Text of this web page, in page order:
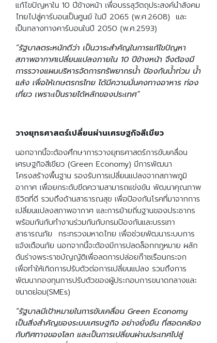
แก้ไขปัญหาใน 10 ปีข้างหน้า เพื่อบรรลุวัตถุประสงค์นำสังคม
ไทยไปสู่คาร์บอนเป็นศูนย์ ในปี 2065 (พ.ศ.2608) และ
เป็นกลางทางคาร์บอนในปี 2050 (พ.ศ.2593)
“รัฐบาลตระหนักดีว่า เป็นวาระสำคัญในการแก้ไขปัญหา
สภาพอากาศเปลี่ยนแปลงภายใน 10 ปีข้างหน้า จึงต้องมี
การรวางแผนบริหารจัดการทรัพยากรน้ำ ป้องกันน้ำท่วม น้ำ
แล้ง เพื่อให้เกษตรกรไทย ได้มีความมั่นคงทางอาหาร ท่อง
เที่ยว เพราะเป็นรายได้หลักของประเทศ”
วางยุทธศาสตร์เปลี่ยนผ่านเศรษฐกิจสีเขียว
นอกจากนี้จะต้องศึกษาการวางยุทธศาสตร์การขับเคลื่อน
เศรษฐกิจสีเขียว (Green Economy) มีการพัฒนา
โครงสร้างพื้นฐาน รองรับการเปลี่ยนแปลงจากสภาพภูมิ
อากาศ เพื่อยกระดับขีดความสามารถแข่งขัน พัฒนาคุณภาพ
ชีวิตที่ดี รวมถึงด้านสาธารณสุข เพื่อป้องกันโรคที่มาจากการ
เปลี่ยนแปลงสภาพอากาศ และการย้ายถิ่นฐานของประชากร
พร้อมกันกับทำงานร่วมกันกับกรมป้องกันและบรรเทา
สาธารณภัย กระทรวงมหาดไทย เพื่อช่วยพัฒนาระบบการ
แจ้งเตือนภัย นอกจากนี้จะต้องมีการปลดล็อกกฎหมาย ผลัก
ดันร่างพระราชบัญญัติเพื่อลดการปล่อยก๊าซเรือนกระจก
เพื่อทำให้เกิดการปรับตัวต่อการเปลี่ยนแปลง รวมถึงการ
พัฒนากองทุนการปรับตัวของผู้ประกอบการขนาดกลางและ
ขนาดย่อม(SMEs)
“รัฐบาลมีเป้าหมายในการขับเคลื่อน Green Economy
เป็นสิ่งสำคัญของระบบเศรษฐกิจ อย่างยั่งยืน ที่สอดคล้อง
กับทิศทางของโลก และเป็นการเปลี่ยนผ่านประเทศไปสู่